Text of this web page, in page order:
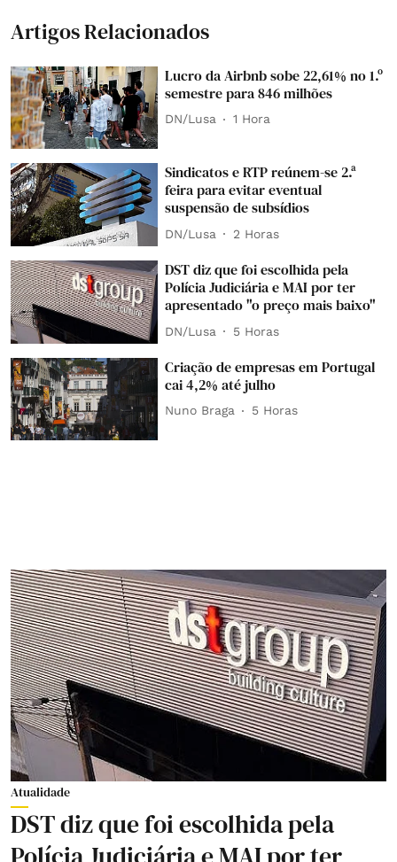
Artigos Relacionados
Lucro da Airbnb sobe 22,61% no 1.º
semestre para 846 milhões
DN/Lusa 1 Hora
Sindicatos e RTP reúnem-se 2.ª
feira para evitar eventual
suspensão de subsídios
DN/Lusa 2 Horas
DST diz que foi escolhida pela
Polícia Judiciária e MAI por ter
apresentado "o preço mais baixo"
DN/Lusa 5 Horas
Criação de empresas em Portugal
cai 4,2% até julho
Nuno Braga 5 Horas
Atualidade
DST diz que foi escolhida pela